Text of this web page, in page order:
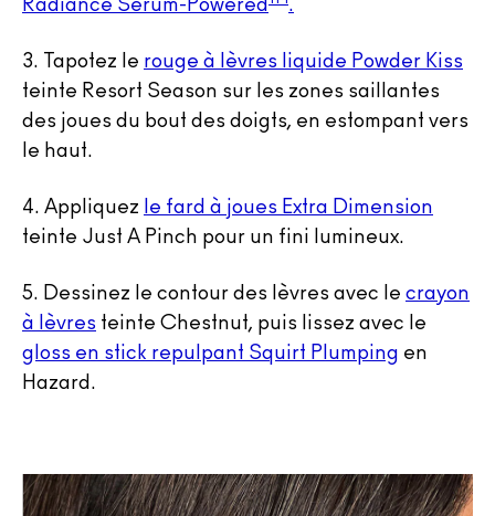
Radiance Serum-Powered
.
3. Tapotez le rouge à lèvres liquide Powder Kiss
teinte Resort Season sur les zones saillantes
des joues du bout des doigts, en estompant vers
le haut.
4. Appliquez
le fard à joues Extra Dimension
teinte Just A Pinch pour un fini lumineux.
5. Dessinez le contour des lèvres avec le crayon
à lèvres teinte Chestnut, puis lissez avec le
gloss en stick repulpant Squirt Plumping en
Hazard.